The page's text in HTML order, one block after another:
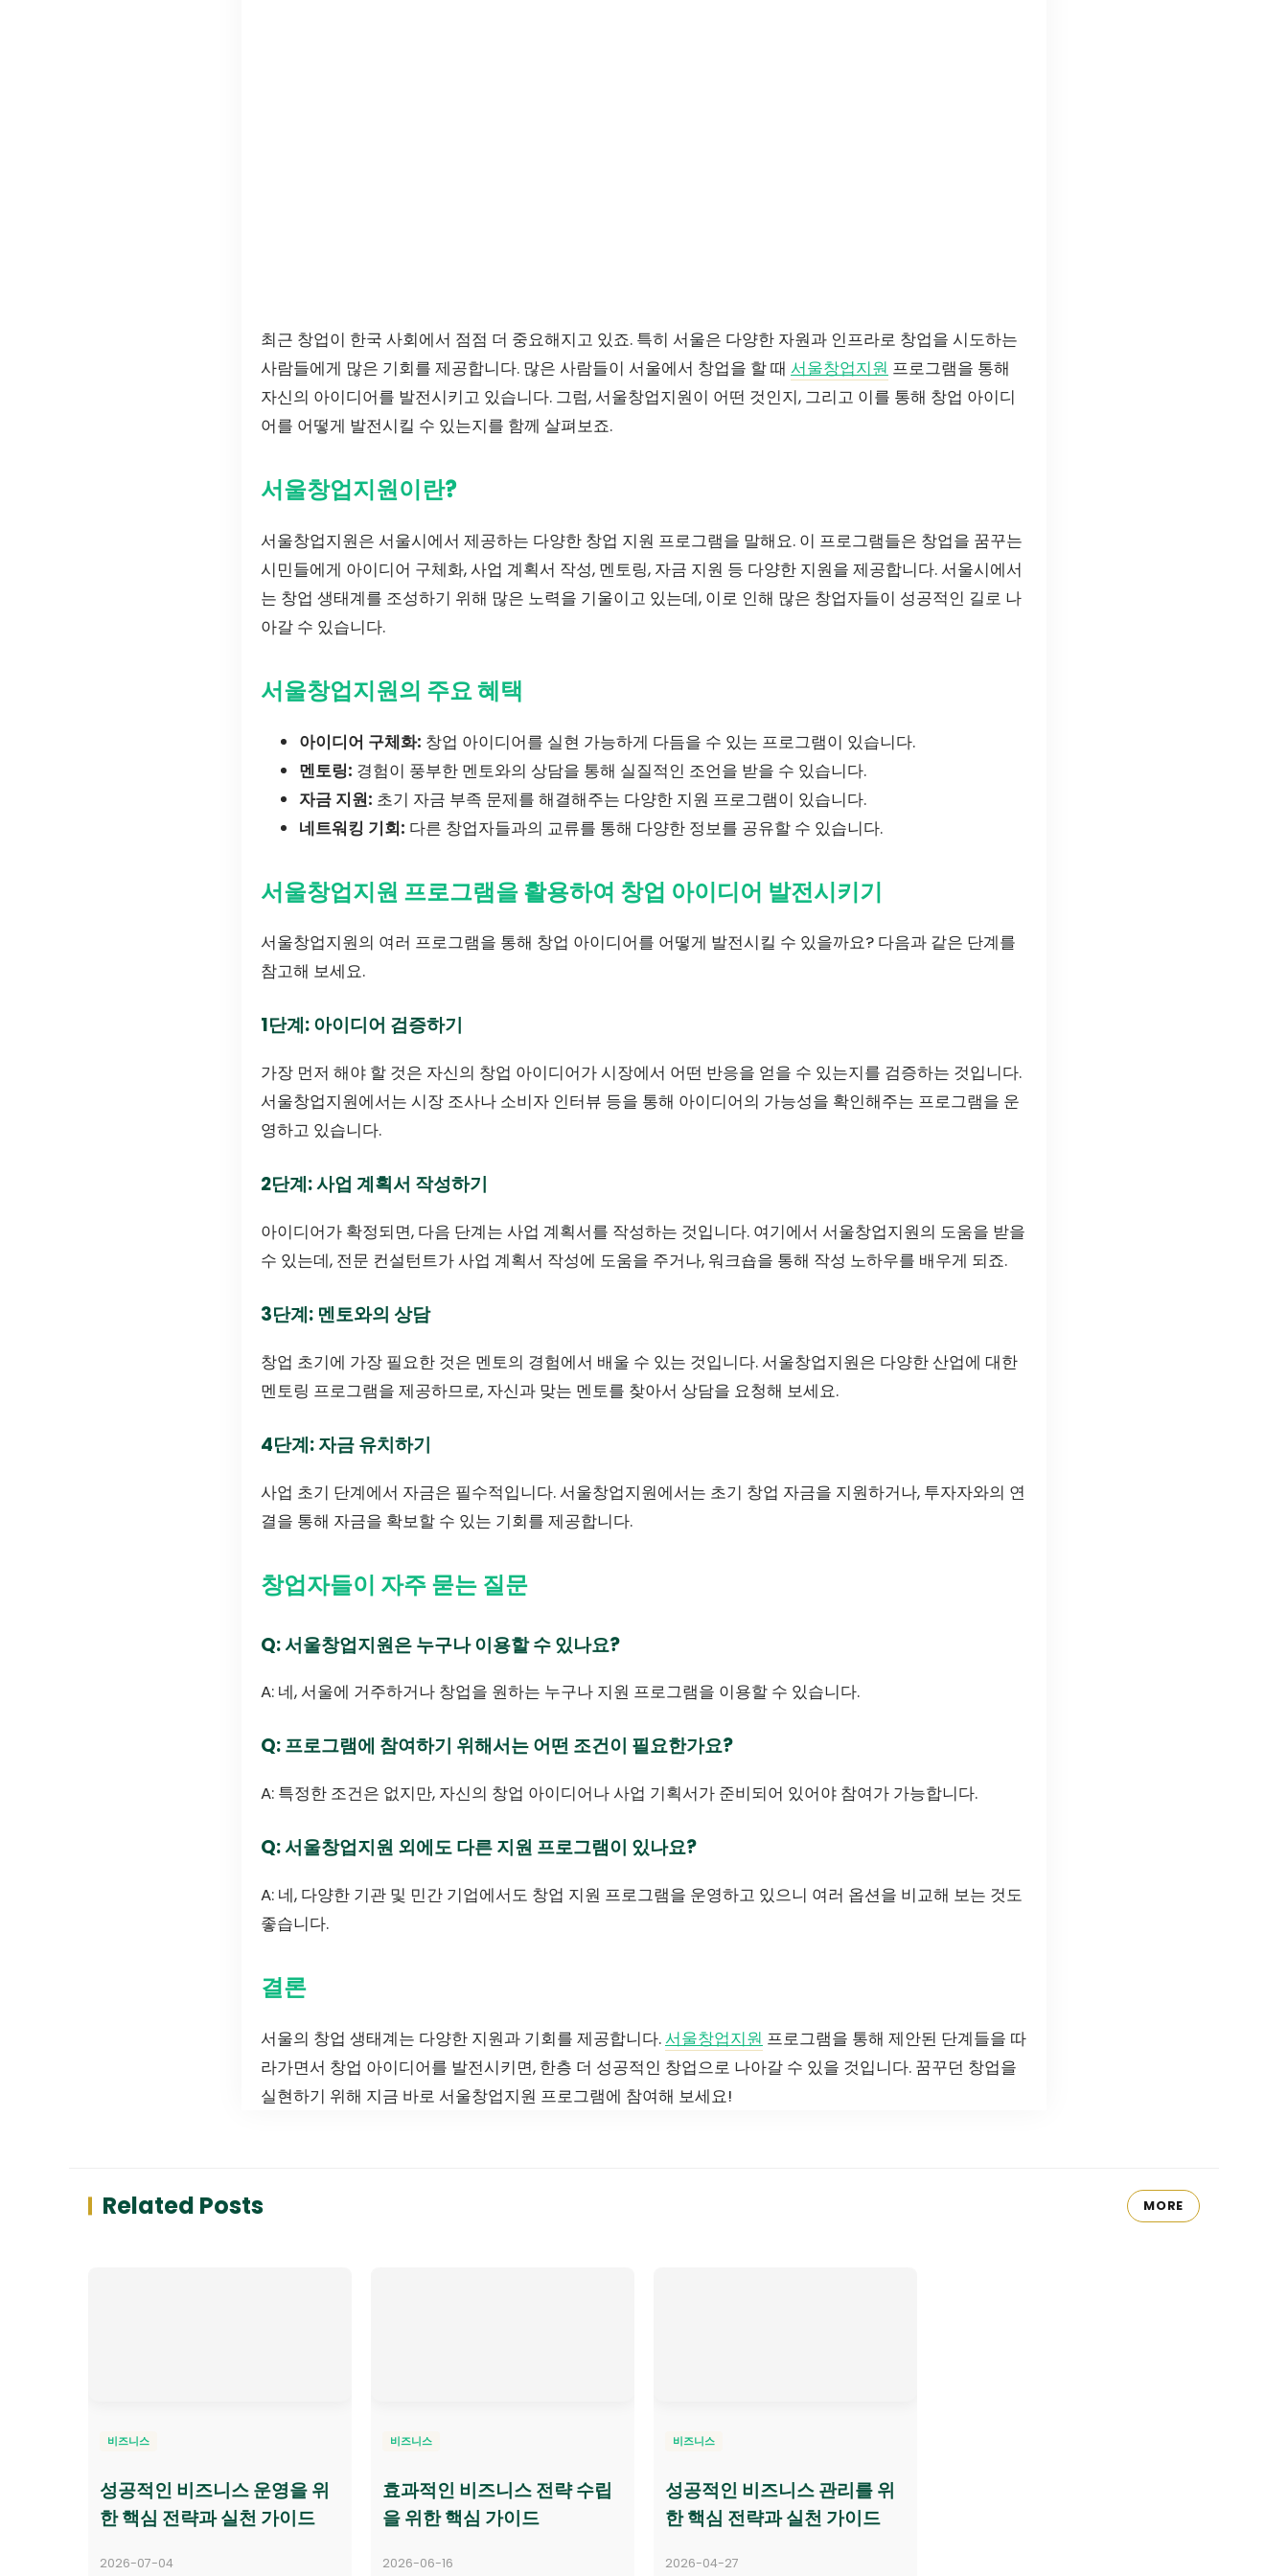
최근 창업이 한국 사회에서 점점 더 중요해지고 있죠. 특히 서울은 다양한 자원과 인프라로 창업을 시도하는
사람들에게 많은 기회를 제공합니다. 많은 사람들이 서울에서 창업을 할 때 서울창업지원 프로그램을 통해
자신의 아이디어를 발전시키고 있습니다. 그럼, 서울창업지원이 어떤 것인지, 그리고 이를 통해 창업 아이디
어를 어떻게 발전시킬 수 있는지를 함께 살펴보죠.
서울창업지원이란?
서울창업지원은 서울시에서 제공하는 다양한 창업 지원 프로그램을 말해요. 이 프로그램들은 창업을 꿈꾸는
시민들에게 아이디어 구체화, 사업 계획서 작성, 멘토링, 자금 지원 등 다양한 지원을 제공합니다. 서울시에서
는 창업 생태계를 조성하기 위해 많은 노력을 기울이고 있는데, 이로 인해 많은 창업자들이 성공적인 길로 나
아갈 수 있습니다.
서울창업지원의 주요 혜택
아이디어 구체화: 창업 아이디어를 실현 가능하게 다듬을 수 있는 프로그램이 있습니다.
멘토링: 경험이 풍부한 멘토와의 상담을 통해 실질적인 조언을 받을 수 있습니다.
자금 지원: 초기 자금 부족 문제를 해결해주는 다양한 지원 프로그램이 있습니다.
네트워킹 기회: 다른 창업자들과의 교류를 통해 다양한 정보를 공유할 수 있습니다.
서울창업지원 프로그램을 활용하여 창업 아이디어 발전시키기
서울창업지원의 여러 프로그램을 통해 창업 아이디어를 어떻게 발전시킬 수 있을까요? 다음과 같은 단계를
참고해 보세요.
1단계: 아이디어 검증하기
가장 먼저 해야 할 것은 자신의 창업 아이디어가 시장에서 어떤 반응을 얻을 수 있는지를 검증하는 것입니다.
서울창업지원에서는 시장 조사나 소비자 인터뷰 등을 통해 아이디어의 가능성을 확인해주는 프로그램을 운
영하고 있습니다.
2단계: 사업 계획서 작성하기
아이디어가 확정되면, 다음 단계는 사업 계획서를 작성하는 것입니다. 여기에서 서울창업지원의 도움을 받을
수 있는데, 전문 컨설턴트가 사업 계획서 작성에 도움을 주거나, 워크숍을 통해 작성 노하우를 배우게 되죠.
3단계: 멘토와의 상담
창업 초기에 가장 필요한 것은 멘토의 경험에서 배울 수 있는 것입니다. 서울창업지원은 다양한 산업에 대한
멘토링 프로그램을 제공하므로, 자신과 맞는 멘토를 찾아서 상담을 요청해 보세요.
4단계: 자금 유치하기
사업 초기 단계에서 자금은 필수적입니다. 서울창업지원에서는 초기 창업 자금을 지원하거나, 투자자와의 연
결을 통해 자금을 확보할 수 있는 기회를 제공합니다.
창업자들이 자주 묻는 질문
Q: 서울창업지원은 누구나 이용할 수 있나요?
A: 네, 서울에 거주하거나 창업을 원하는 누구나 지원 프로그램을 이용할 수 있습니다.
Q: 프로그램에 참여하기 위해서는 어떤 조건이 필요한가요?
A: 특정한 조건은 없지만, 자신의 창업 아이디어나 사업 기획서가 준비되어 있어야 참여가 가능합니다.
Q: 서울창업지원 외에도 다른 지원 프로그램이 있나요?
A: 네, 다양한 기관 및 민간 기업에서도 창업 지원 프로그램을 운영하고 있으니 여러 옵션을 비교해 보는 것도
좋습니다.
결론
서울의 창업 생태계는 다양한 지원과 기회를 제공합니다. 서울창업지원 프로그램을 통해 제안된 단계들을 따
라가면서 창업 아이디어를 발전시키면, 한층 더 성공적인 창업으로 나아갈 수 있을 것입니다. 꿈꾸던 창업을
실현하기 위해 지금 바로 서울창업지원 프로그램에 참여해 보세요!
Related Posts MORE
비즈니스
성공적인 비즈니스 운영을 위
한 핵심 전략과 실천 가이드
2026-07-04
비즈니스
효과적인 비즈니스 전략 수립
을 위한 핵심 가이드
2026-06-16
비즈니스
성공적인 비즈니스 관리를 위
한 핵심 전략과 실천 가이드
2026-04-27